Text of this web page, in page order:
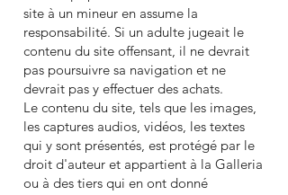
site à un mineur en assume la
responsabilité. Si un adulte jugeait le
contenu du site offensant, il ne devrait
pas poursuivre sa navigation et ne
devrait pas y effectuer des achats.
Le contenu du site, tels que les images,
les captures audios, vidéos, les textes
qui y sont présentés, est protégé par le
droit d'auteur et appartient à la Galleria
ou à des tiers qui en ont donné